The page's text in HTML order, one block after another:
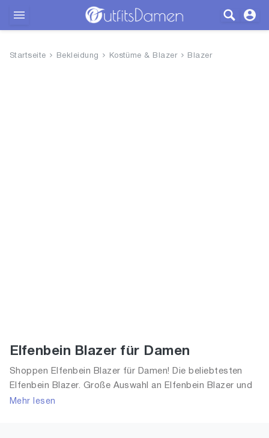
Startseite Bekleidung Kostüme & Blazer Blazer
Elfenbein Blazer für Damen
Shoppen Elfenbein Blazer für Damen! Die beliebtesten
Elfenbein Blazer. Große Auswahl an Elfenbein Blazer und
alle Trends aus 2026 für Frauen!
Mehr lesen